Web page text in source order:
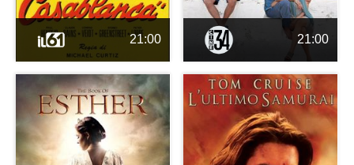
21:00 21:00